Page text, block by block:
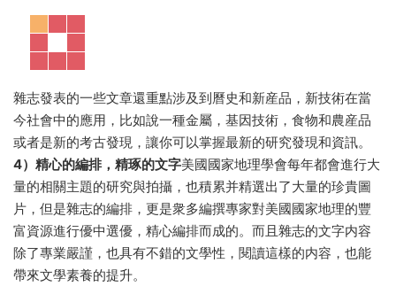
雜志發表的一些文章還重點涉及到曆史和新産品，新技術在當
今社會中的應用，比如說一種金屬，基因技術，食物和農産品
或者是新的考古發現，讓你可以掌握最新的研究發現和資訊。
4）精心的編排，精琢的文字美國國家地理學會每年都會進行大
量的相關主題的研究與拍攝，也積累并精選出了大量的珍貴圖
片，但是雜志的編排，更是衆多編撰專家對美國國家地理的豐
富資源進行優中選優，精心編排而成的。而且雜志的文字内容
除了專業嚴謹，也具有不錯的文學性，閱讀這樣的内容，也能
帶來文學素養的提升。